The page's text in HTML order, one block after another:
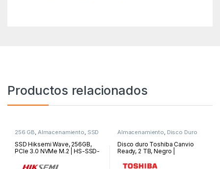
Productos relacionados
256 GB Almacenamiento SSD
SSD Hiksemi Wave, 256GB,
PCIe 3.0 NVMe M.2 | HS-SSD-
Almacenamiento Disco Duro
Disco duro Toshiba Canvio
Ready, 2 TB, Negro |